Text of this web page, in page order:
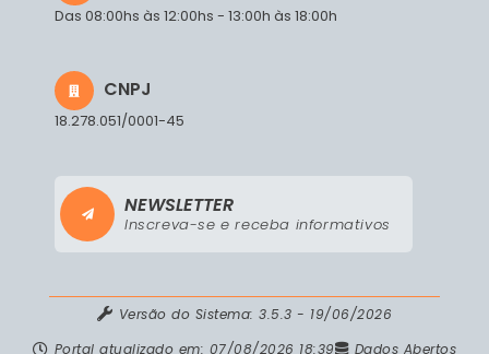
Prefeitura Municipal de Paracatu e os cookies:
Das 08:00hs às 12:00hs - 13:00h às 18:00h
CNPJ
18.278.051/0001-45
NEWSLETTER
Inscreva-se e receba informativos
Versão do Sistema:3.5.3 - 19/06/2026
Portal atualizado em: 07/08/2026 18:39 Dados Abertos